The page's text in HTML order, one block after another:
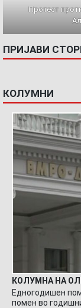
Протест
ПРИЈАВИ
КОЛУМНИ
КОЛУМНА НА
Едногодишен
помен во